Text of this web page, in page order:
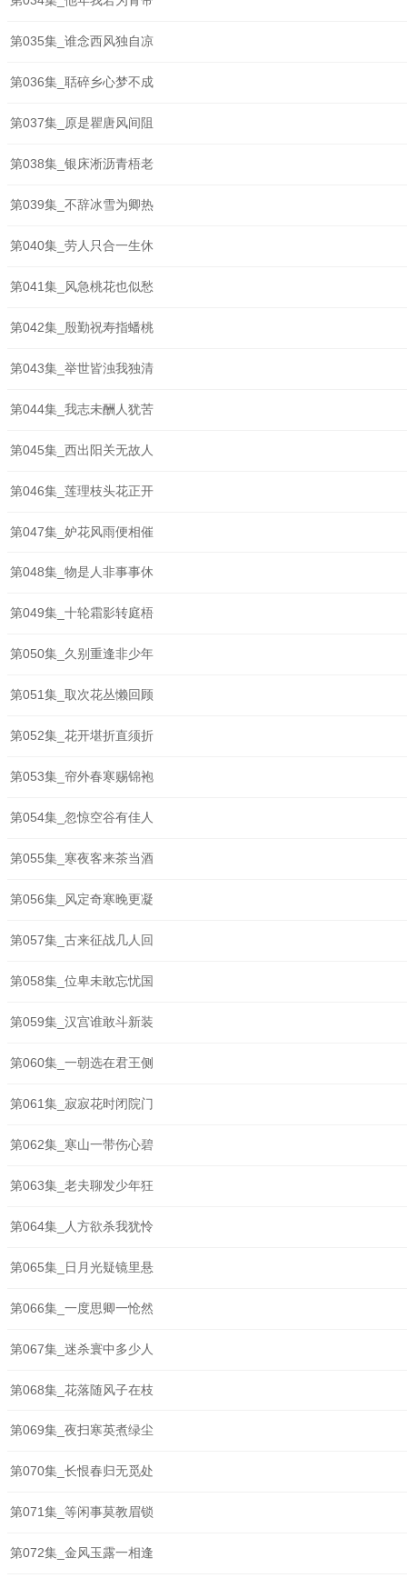
第035集_谁念西风独自凉
第036集_聒碎乡心梦不成
第037集_原是瞿唐风间阻
第038集_银床淅沥青梧老
第039集_不辞冰雪为卿热
第040集_劳人只合一生休
第041集_风急桃花也似愁
第042集_殷勤祝寿指蟠桃
第043集_举世皆浊我独清
第044集_我志未酬人犹苦
第045集_西出阳关无故人
第046集_莲理枝头花正开
第047集_妒花风雨便相催
第048集_物是人非事事休
第049集_十轮霜影转庭梧
第050集_久别重逢非少年
第051集_取次花丛懒回顾
第052集_花开堪折直须折
第053集_帘外春寒赐锦袍
第054集_忽惊空谷有佳人
第055集_寒夜客来茶当酒
第056集_风定奇寒晚更凝
第057集_古来征战几人回
第058集_位卑未敢忘忧国
第059集_汉宫谁敢斗新装
第060集_一朝选在君王侧
第061集_寂寂花时闭院门
第062集_寒山一带伤心碧
第063集_老夫聊发少年狂
第064集_人方欲杀我犹怜
第065集_日月光疑镜里悬
第066集_一度思卿一怆然
第067集_迷杀寰中多少人
第068集_花落随风子在枝
第069集_夜扫寒英煮绿尘
第070集_长恨春归无觅处
第071集_等闲事莫教眉锁
第072集_金风玉露一相逢